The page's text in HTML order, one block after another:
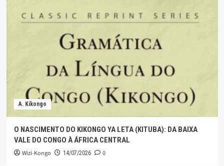
A. Kikongo
O NASCIMENTO DO KIKONGO YA LETA (KITUBA): DA BAIXA
VALE DO CONGO À ÁFRICA CENTRAL
Wizi-Kongo 14/07/2026 0